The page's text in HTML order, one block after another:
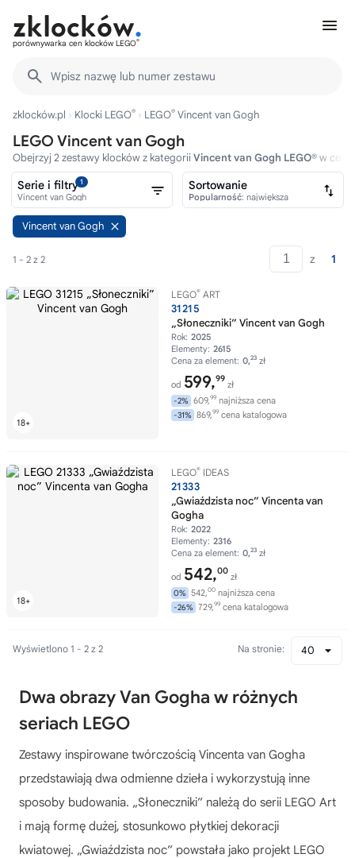
porównywarka cen klocków LEGO®
Wpisz nazwę lub numer zestawu
zklocków.pl Klocki LEGO® LEGO® Vincent van Gogh
LEGO Vincent van Gogh
Obejrzyj 2 zestawy klocków z kategorii Vincent van Gogh LEGO®w
Vincent van Gogh
1 - 2 z 2 z 1
LEGO® ART
31215
„Słoneczniki” Vincent van Gogh
Rok: 2025
Elementy: 2615
Cena za element: 0,23 zł
od 599,99
zł
-2% 609,99 najniższa cena
-31% 869,99 cena katalogowa
LEGO® IDEAS
21333
„Gwiaździsta noc” Vincenta van
Gogha
Rok: 2022
Elementy: 2316
Cena za element: 0,23 zł
od 542,00
zł
0% 542,00 najniższa cena
-26% 729,99 cena katalogowa
Wyświetlono 1 - 2 z 2 40
Na stronie:
Dwa obrazy Van Gogha w różnych
seriach LEGO
Zestawy inspirowane twórczością Vincenta van Gogha
przedstawiają dwa odmienne dzieła i wykorzystują inne
sposoby budowania. „Słoneczniki” należą do serii LEGO Art
i mają formę dużej, stosunkowo płytkiej dekoracji
kwiatowej. „Gwiaździsta noc” powstała jako projekt LEGO
Serie i filtry1
Vincent van Gogh
Sortowanie
Popularność: największa